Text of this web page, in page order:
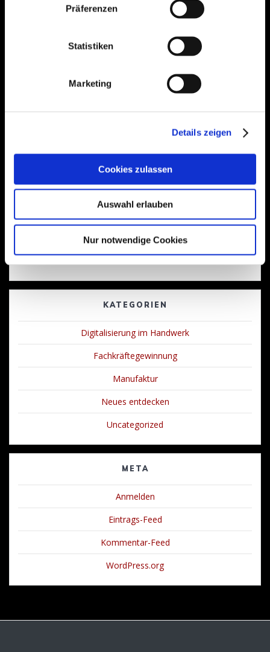
Präferenzen
Statistiken
Marketing
Details zeigen
Cookies zulassen
Auswahl erlauben
Nur notwendige Cookies
Das Gefühl von Holz
Gewinner des „Best of Houzz“-Awards 2018 Kategorie
Kundenzufriedenheit
Zukunftsfähig im Unternehmen?
NEUESTE KOMMENTARE
ARCHIV
Februar 2018
KATEGORIEN
Digitalisierung im Handwerk
Fachkräftegewinnung
Manufaktur
Neues entdecken
Uncategorized
META
Anmelden
Eintrags-Feed
Kommentar-Feed
WordPress.org